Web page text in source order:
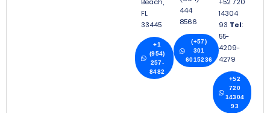
FL
33445
+1
(954)
257-
8482
(+57)
301
6015236
444
8566
+52
720
14304
93
14304
93 Tel:
55-
4209-
4279